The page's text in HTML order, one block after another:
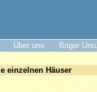
Über uns Briger
einzelnen Häuser